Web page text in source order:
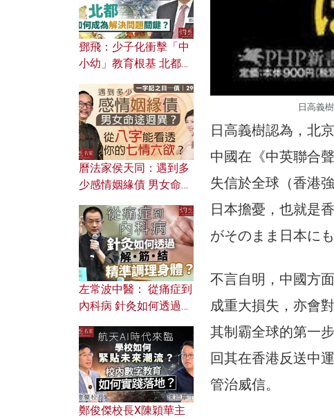
日高義
日高義樹認為，北
中國在《中英聯合
失信於全球（香港
日本擔憂，也就是
がそのまま日本に
不言自明，中國方
成重大損失，亦會
其制霸全球的第一
回其在香港反送中
管治威信。
鄧飛：少子化衝擊「中
小幼」教育根基 北都如
曆法家侯天同：遇到多
少感情姻緣債 男女命途
的七情六欲？
左常波中醫： 從痛症到
內科病 針灸如何透過解
鄭俊傑校長X陳穎華主